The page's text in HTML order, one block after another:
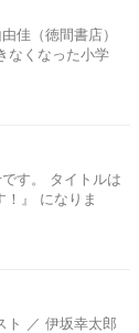
（徳間書店）
くなった小学
す。 タイトルは
！』 になりま
／ 伊坂幸太郎